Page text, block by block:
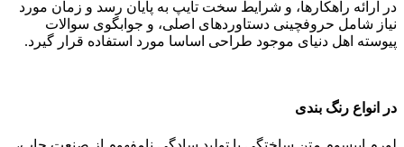
در ارائه راهکارها، و شرایط سخت تایپ به پایان رسد و زمان مورد
نیاز شامل حروفچینی دستاوردهای اصلی، و جوابگوی سوالات
پیوسته اهل دنیای موجود طراحی اساسا مورد استفاده قرار گیرد.
در انواع رنگ بندی